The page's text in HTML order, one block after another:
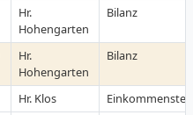
Hr.
Hohengarten
Bilanz
Hr.
Hohengarten
Bilanz
Hr. Klos